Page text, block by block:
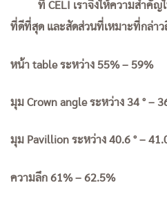
ที่ CELI เราจึงให้ความสำคัญใ
ที่ดีที่สุด และสัดส่วนที่เหมาะที่กล่าว
หน้า table ระหว่าง 55% – 59%
มุม Crown angle ระหว่าง 34 ° –
มุม Pavillion ระหว่าง 40.6 ° –
ความลึก 61% – 62.5%